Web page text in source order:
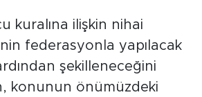
kuralına ilişkin nihai
federasyonla yapılacak
şekilleneceğini
konunun önümüzdeki